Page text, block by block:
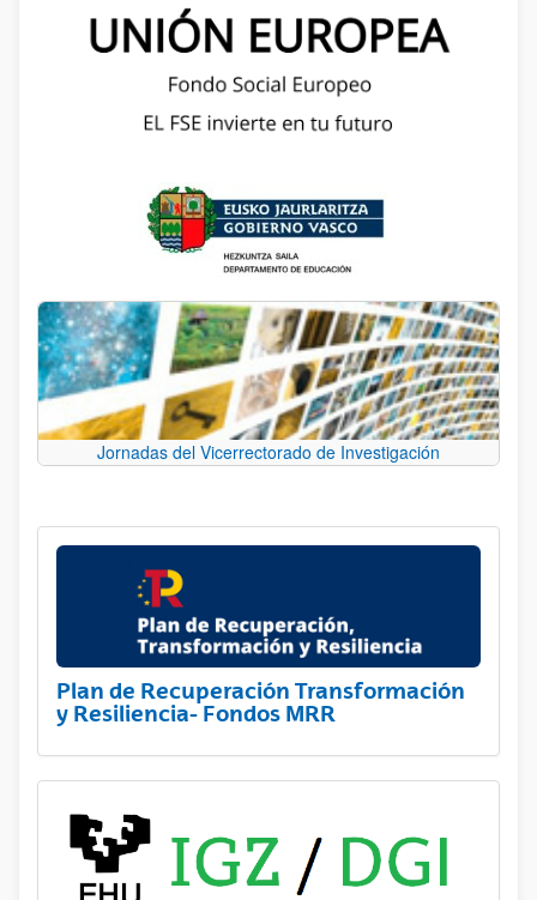
Jornadas del Vicerrectorado de Investigación
Plan de Recuperación Transformación
y Resiliencia- Fondos MRR